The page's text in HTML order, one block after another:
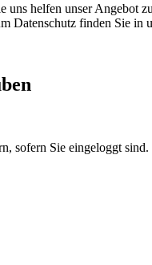
uns helfen unser Angebot
Datenschutz finden Sie in
sofern Sie eingeloggt sind.